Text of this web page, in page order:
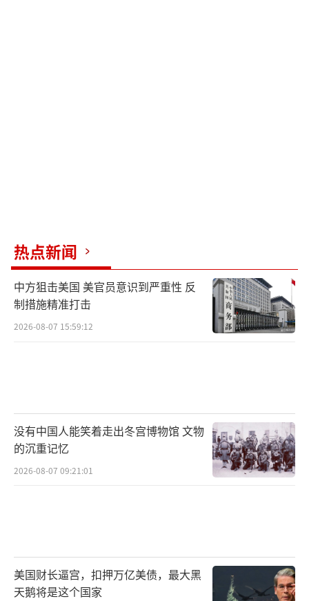
毒性。摄入或吸入较多的量，会损害肾脏。如
果人在较长时期内吸入大量细微的贫铀颗粒，
最令人担忧的危害是罹患肺癌的风险会加
大”。
首。不过，它所扮演的角色还没有完全得到科
学的验证。
国际原子能机构参与了一些研究，认
片或完整贫铀弹的情况下，接触到它们的人可
能会受到辐射。”（责任编辑：许朝）
热点新闻
中方狙击美国 美官员意识到严重性 反
制措施精准打击
2026-08-07 15:59:12
没有中国人能笑着走出冬宫博物馆 文物
的沉重记忆
2026-08-07 09:21:01
美国财长逼宫，扣押万亿美债，最大黑
天鹅将是这个国家